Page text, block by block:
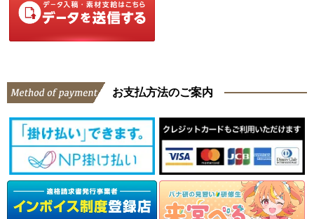
お支払方法のご案内